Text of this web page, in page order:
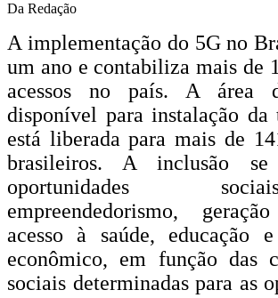
Da Redação
A implementação do 5G no
um ano e contabiliza mais de
acessos no país. A área
disponível para instalação da
está liberada para mais de
brasileiros. A inclusão
oportunidades
empreendedorismo,
acesso à saúde, educação
econômico, em função das
sociais determinadas para as